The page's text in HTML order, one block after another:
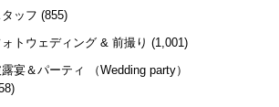
タッフ (855)
ォトウェディング & 前撮り (1,001)
宴＆パーティ （Wedding party）